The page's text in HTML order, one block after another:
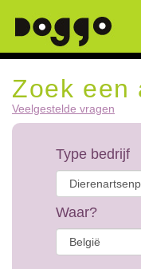
Zoek een
Veelgestelde vragen
Type bedrijf
Waar?